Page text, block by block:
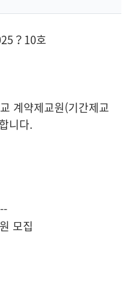
？10호
계약제교원(기간제교
니다.
모집